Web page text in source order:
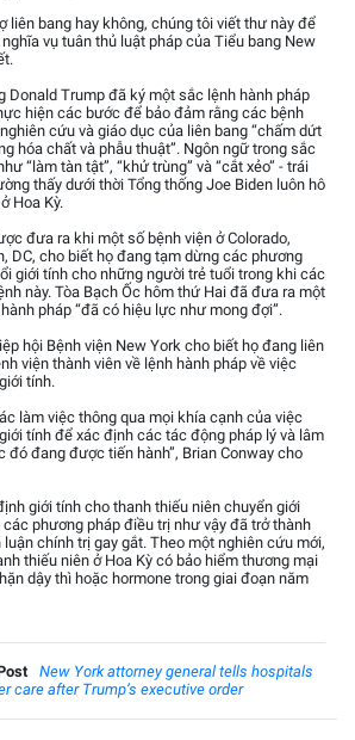
liên bang hay không, chúng tôi viết thư này để
vụ tuân thủ luật pháp của Tiểu bang New
Donald Trump đã ký một sắc lệnh hành pháp
hiện các bước để bảo đảm rằng các bệnh
cứu và giáo dục của liên bang “chấm dứt
hóa chất và phẫu thuật”. Ngôn ngữ trong sắc
“làm tàn tật”, “khử trùng” và “cắt xẻo” - trái
thấy dưới thời Tổng thống Joe Biden luôn hô
Hoa Kỳ.
đưa ra khi một số bệnh viện ở Colorado,
DC, cho biết họ đang tạm dừng các phương
giới tính cho những người trẻ tuổi trong khi các
này. Tòa Bạch Ốc hôm thứ Hai đã đưa ra một
pháp “đã có hiệu lực như mong đợi”.
hội Bệnh viện New York cho biết họ đang liên
viện thành viên về lệnh hành pháp về việc
tính.
làm việc thông qua mọi khía cạnh của việc
tính để xác định các tác động pháp lý và lâm
đó đang được tiến hành”, Brian Conway cho
giới tính cho thanh thiếu niên chuyển giới
phương pháp điều trị như vậy đã trở thành
chính trị gay gắt. Theo một nghiên cứu mới,
thiếu niên ở Hoa Kỳ có bảo hiểm thương mại
dậy thì hoặc hormone trong giai đoạn năm
New York attorney general tells hospitals
care after Trump’s executive order